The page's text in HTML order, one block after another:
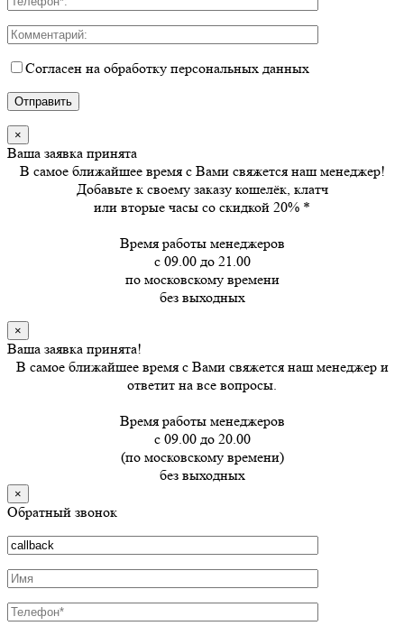
Согласен на обработку персональных данных
×
Ваша заявка принята
В самое ближайшее время с Вами свяжется наш менеджер!
Добавьте к своему заказу кошелёк, клатч
или вторые часы со скидкой 20% *
Время работы менеджеров
с 09.00 до 21.00
по московскому времени
без выходных
×
Ваша заявка принята!
В самое ближайшее время с Вами свяжется наш менеджер и
ответит на все вопросы.
Время работы менеджеров
с 09.00 до 20.00
(по московскому времени)
без выходных
×
Обратный звонок